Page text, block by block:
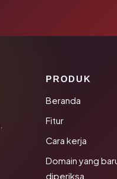
PRODUK
Beranda
Fitur
Cara kerja
Domain yang
diperiksa